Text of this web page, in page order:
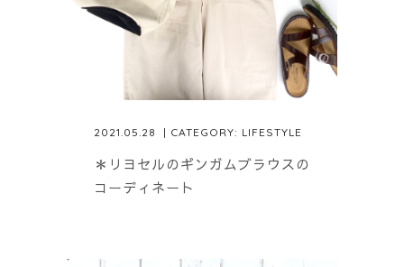
2021.05.28 | CATEGORY: LIFESTYLE
＊リヨセルのギンガムブラウスの
コーディネート